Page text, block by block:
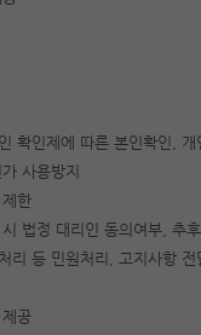
확인제에 따른 본인확인, 개
사용방지
한
법정 대리인 동의여부, 추
리 등 민원처리, 고지사항 전
공